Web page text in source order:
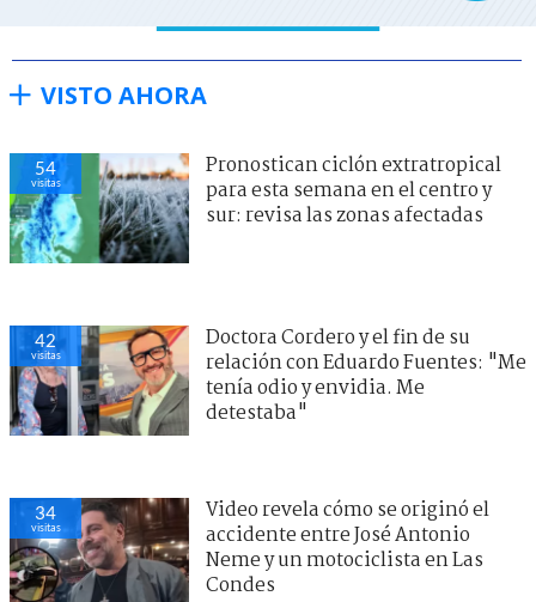
VISTO AHORA
54
visitas
Pronostican ciclón extratropical
para esta semana en el centro y
sur: revisa las zonas afectadas
42
visitas
Doctora Cordero y el fin de su
relación con Eduardo Fuentes: "Me
tenía odio y envidia. Me
detestaba"
34
visitas
Video revela cómo se originó el
accidente entre José Antonio
Neme y un motociclista en Las
Condes